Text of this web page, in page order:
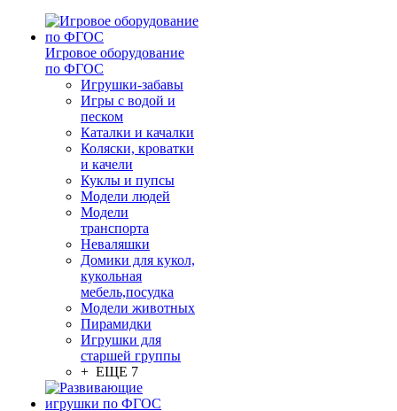
Игровое оборудование
по ФГОС
Игрушки-забавы
Игры с водой и
песком
Каталки и качалки
Коляски, кроватки
и качели
Куклы и пупсы
Модели людей
Модели
транспорта
Неваляшки
Домики для кукол,
кукольная
мебель,посудка
Модели животных
Пирамидки
Игрушки для
старшей группы
+ ЕЩЕ 7